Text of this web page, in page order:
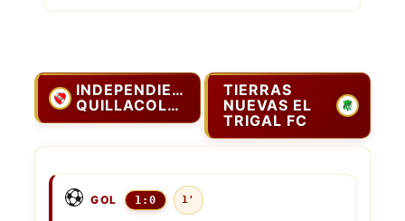
INDEPENDIENTE
QUILLACOLLO
TIERRAS
NUEVAS EL
TRIGAL FC
GOL 1:0 1'